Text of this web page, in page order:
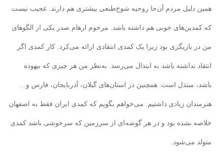
همین دلیل مردم آن‌جا روحیه شوخ‌طبعی بیشتری هم دارند. عجیب نیست
که کمدین‌های خوبی هم داشته‌ باشد. مرحوم ارهام صدر یکی از الگوهای
من در بازیگری بود زیرا یک کمدی انتقادی ارائه می‌کرد. کار کمدی اگر
انتقاد نداشته باشد به ابتذال می‌رسد. به‌نظر من هر چیزی که بیهوده
باشد، مبتذل است. همچنین در استان‌های گیلان، آذربایجان، فارس و…
هنرمندان زیادی داشتیم. می‌خواهم بگویم که کمدی ایران فقط به اصفهان
خلاصه نشده بود و در هر گوشه‌ای از سرزمین که سرخوشی باشد کمدی
متولد می‌شود.